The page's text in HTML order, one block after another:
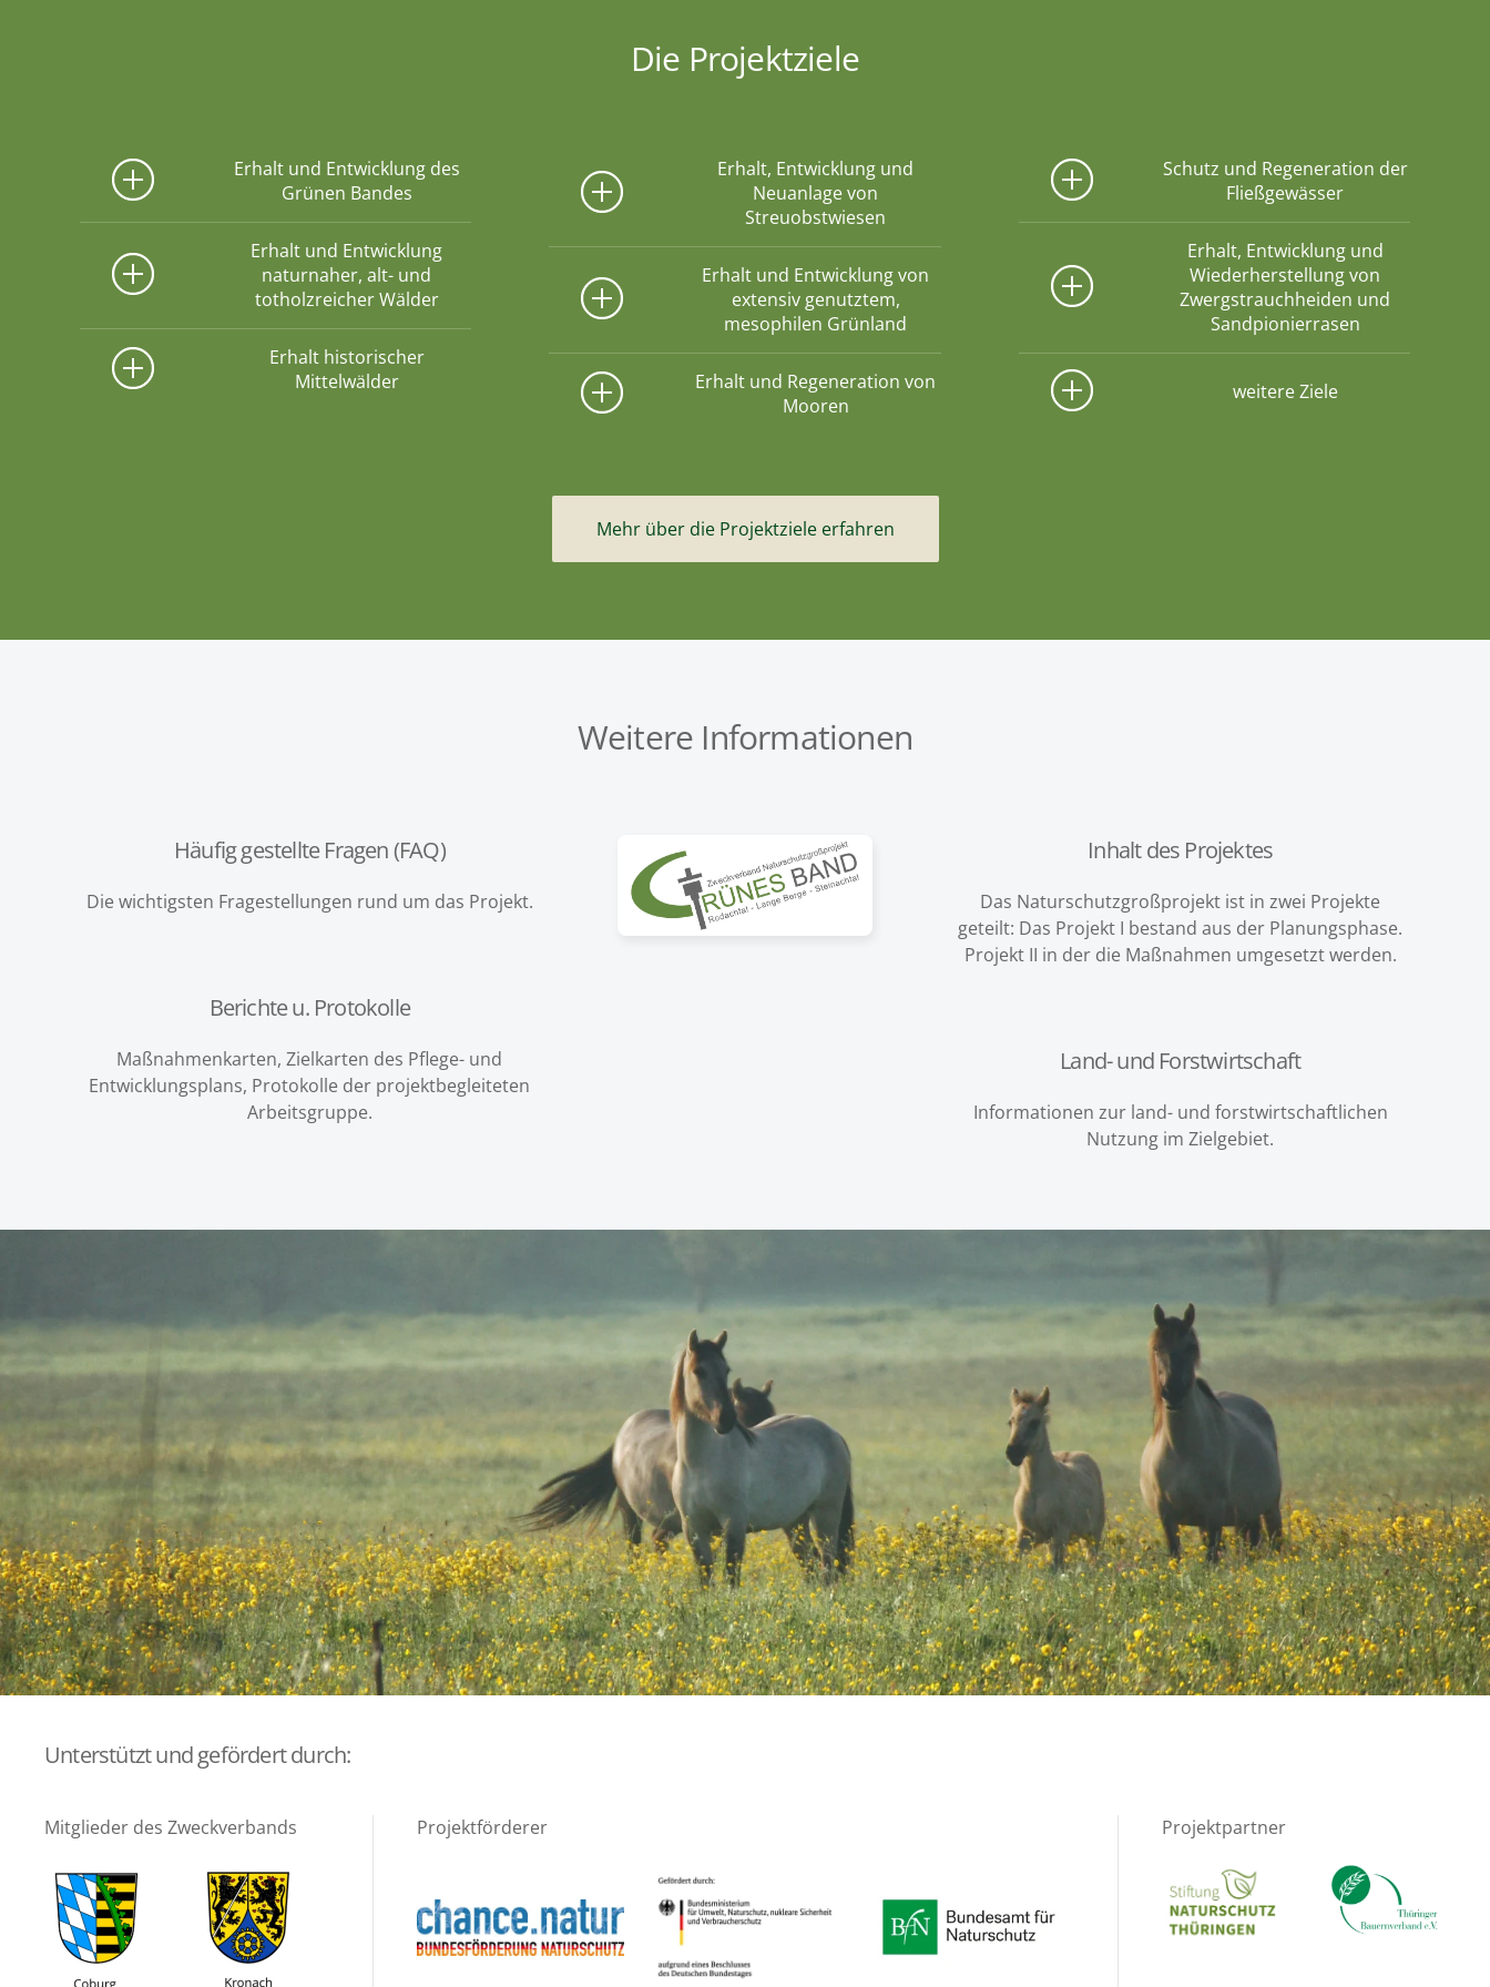
Die Projektziele
Erhalt und Entwicklung des
Grünen Bandes
Erhalt und Entwicklung
naturnaher, alt- und
totholzreicher Wälder
Erhalt historischer
Mittelwälder
Erhalt, Entwicklung und
Neuanlage von
Streuobstwiesen
Erhalt und Entwicklung von
extensiv genutztem,
mesophilen Grünland
Erhalt und Regeneration von
Mooren
Schutz und Regeneration der
Fließgewässer
Erhalt, Entwicklung und
Wiederherstellung von
Zwergstrauchheiden und
Sandpionierrasen
weitere Ziele
Mehr über die Projektziele erfahren
Weitere Informationen
Häufig gestellte Fragen (FAQ)
Die wichtigsten Fragestellungen rund um das Projekt.
Berichte u. Protokolle
Maßnahmenkarten, Zielkarten des Pflege- und
Entwicklungsplans, Protokolle der projektbegleiteten
Arbeitsgruppe.
Inhalt des Projektes
Das Naturschutzgroßprojekt ist in zwei Projekte
geteilt: Das Projekt I bestand aus der Planungsphase.
Projekt II in der die Maßnahmen umgesetzt werden.
Land- und Forstwirtschaft
Informationen zur land- und forstwirtschaftlichen
Nutzung im Zielgebiet.
Unterstützt und gefördert durch:
Mitglieder des Zweckverbands Projektförderer Projektpartner